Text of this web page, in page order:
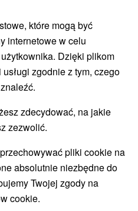
które mogą być
internetowe w celu
Dzięki plikom
zgodnie z tym, czego
zdecydować, na jakie
zezwolić.
pliki cookie na
absolutnie niezbędne do
Twojej zgody na
cookie.